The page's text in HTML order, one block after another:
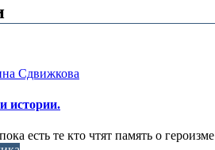
Сдвижкова
истории.
есть те кто чтят память о